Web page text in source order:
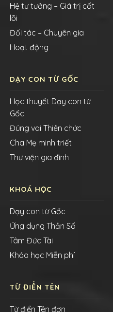
Hệ tư tưởng – Giá trị cốt
lõi
Đối tác – Chuyên gia
Hoạt động
DẠY CON TỪ GỐC
Học thuyết Dạy con từ
Gốc
Đúng vai Thiên chức
Cha Mẹ minh triết
Thư viện gia đình
KHOÁ HỌC
Dạy con từ Gốc
Ứng dụng Thần Số
Tâm Đức Tài
Khóa học Miễn phí
TỪ ĐIỂN TÊN
Từ điển Tên đơn